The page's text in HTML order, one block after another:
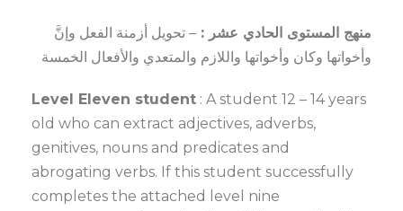
منهج المستوى الحادي عشر : – تحويل أزمنة الفعل وإنَّ
وأخواتها وكان وأخواتها واللازم والمتعدي والأفعال الخمسة
Level Eleven student : A student 12 – 14 years
old who can extract adjectives, adverbs,
genitives, nouns and predicates and
abrogating verbs. If this student successfully
completes the attached level nine